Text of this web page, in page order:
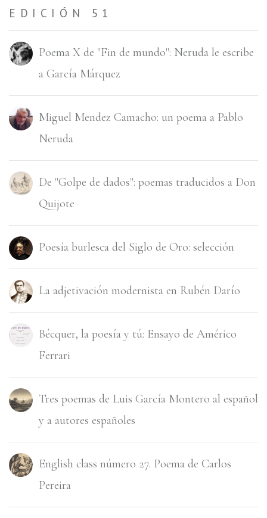
EDICIÓN 51
Poema X de "Fin de mundo": Neruda le escribe
a Garcí­a Márquez
Miguel Mendez Camacho: un poema a Pablo
Neruda
De "Golpe de dados": poemas traducidos a Don
Quijote
Poesí­a burlesca del Siglo de Oro: selección
La adjetivación modernista en Rubén Darí­o
Bécquer, la poesí­a y tú: Ensayo de Américo
Ferrari
Tres poemas de Luis Garcí­a Montero al español
y a autores españoles
English class número 27. Poema de Carlos
Pereira